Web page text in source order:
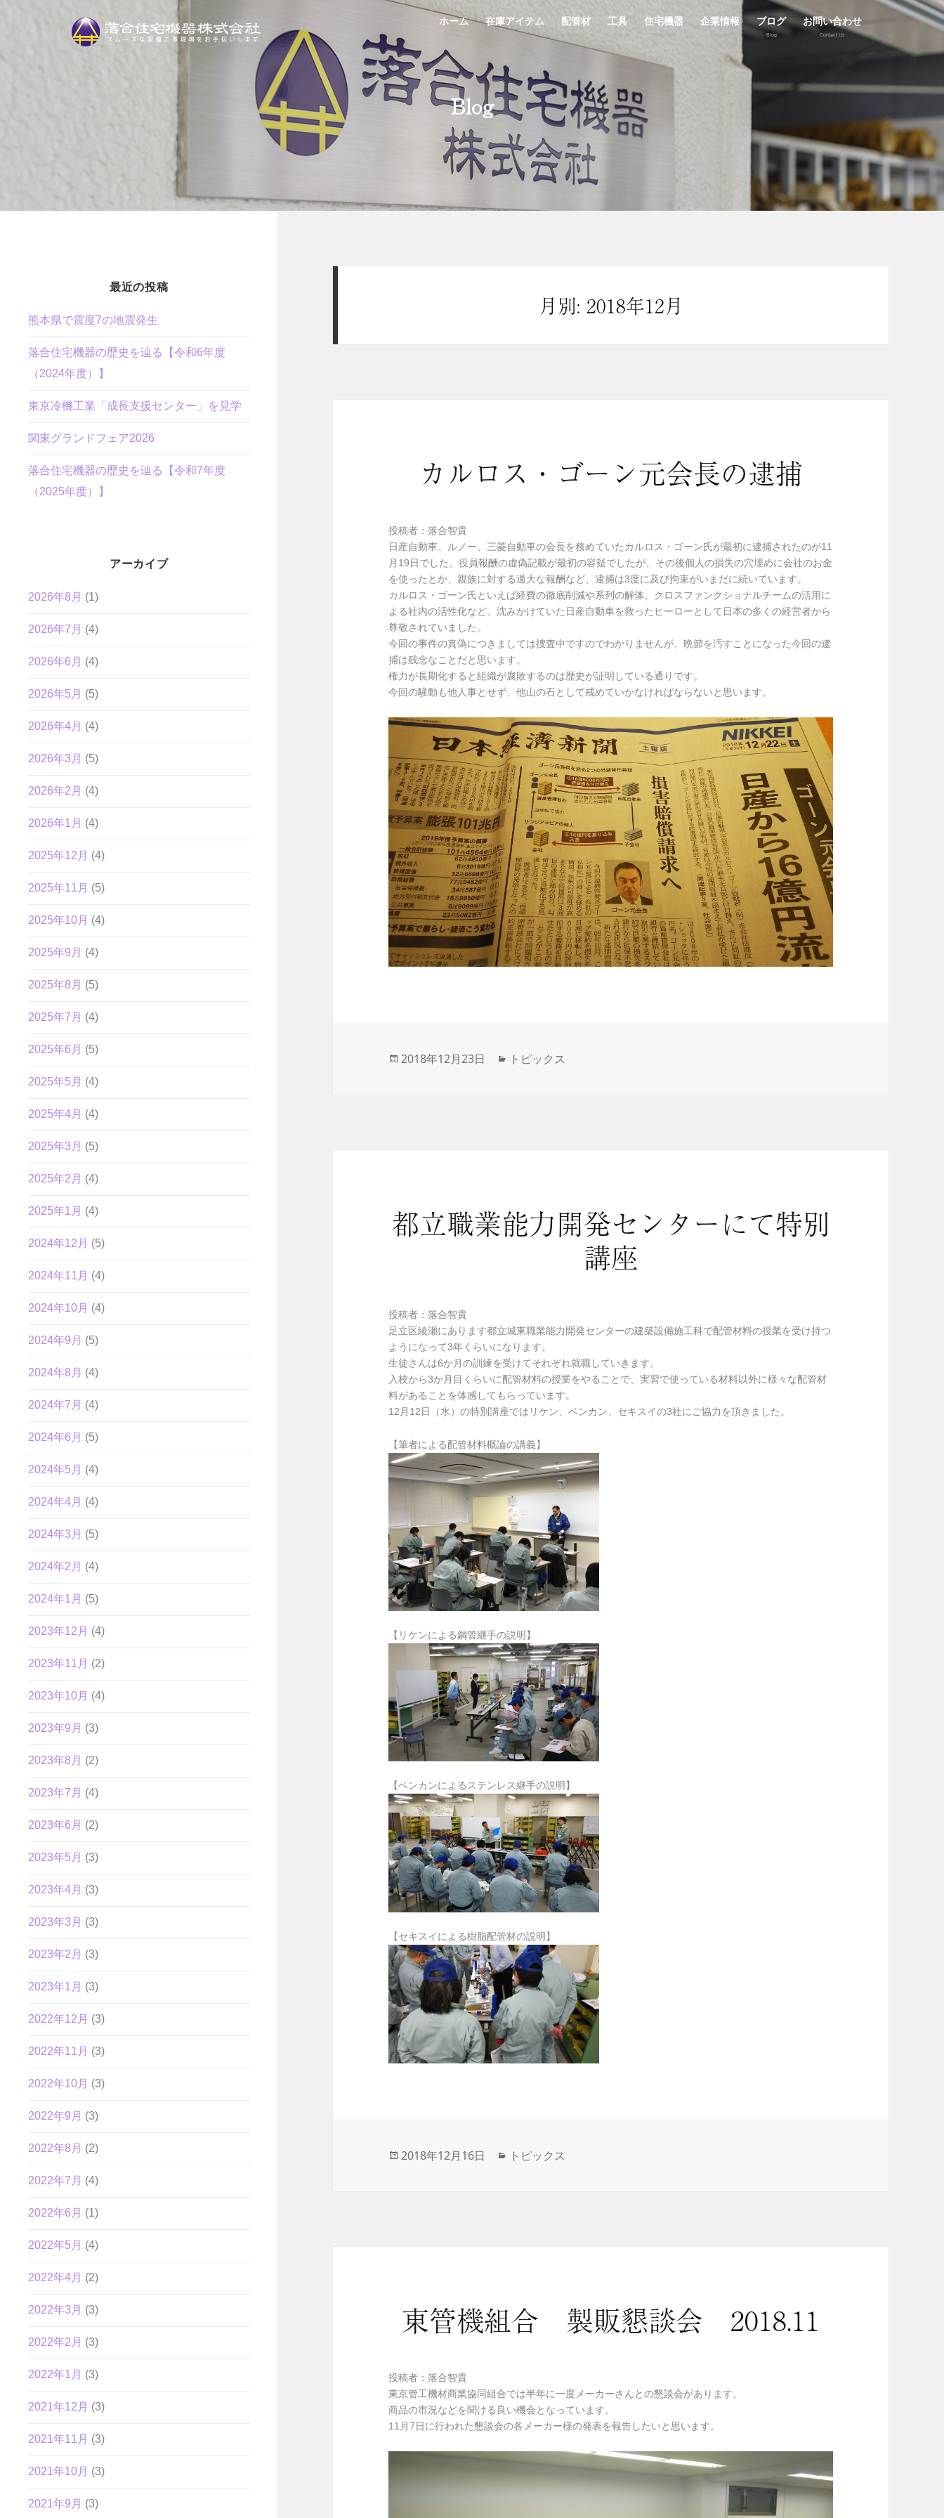
ホーム 在庫アイテム
StockList
配管材 工具 住宅機器 企業情報 ブログ
Blog
お問い合わせ
Contact Us
Blog
最近の投稿
熊本県で震度7の地震発生
落合住宅機器の歴史を辿る【令和6年度
（2024年度）】
東京冷機工業「成長支援センター」を見学
関東グランドフェア2026
落合住宅機器の歴史を辿る【令和7年度
（2025年度）】
アーカイブ
2026年8月 (1)
2026年7月 (4)
2026年6月 (4)
2026年5月 (5)
2026年4月 (4)
2026年3月 (5)
2026年2月 (4)
2026年1月 (4)
2025年12月 (4)
2025年11月 (5)
2025年10月 (4)
2025年9月 (4)
2025年8月 (5)
2025年7月 (4)
2025年6月 (5)
2025年5月 (4)
2025年4月 (4)
2025年3月 (5)
2025年2月 (4)
2025年1月 (4)
2024年12月 (5)
2024年11月 (4)
2024年10月 (4)
2024年9月 (5)
2024年8月 (4)
2024年7月 (4)
2024年6月 (5)
2024年5月 (4)
2024年4月 (4)
2024年3月 (5)
2024年2月 (4)
2024年1月 (5)
2023年12月 (4)
2023年11月 (2)
2023年10月 (4)
2023年9月 (3)
2023年8月 (2)
2023年7月 (4)
2023年6月 (2)
2023年5月 (3)
2023年4月 (3)
2023年3月 (3)
2023年2月 (3)
2023年1月 (3)
2022年12月 (3)
2022年11月 (3)
2022年10月 (3)
2022年9月 (3)
2022年8月 (2)
2022年7月 (4)
2022年6月 (1)
2022年5月 (4)
2022年4月 (2)
2022年3月 (3)
2022年2月 (3)
2022年1月 (3)
2021年12月 (3)
2021年11月 (3)
2021年10月 (3)
2021年9月 (3)
月別: 2018年12月
カルロス・ゴーン元会長の逮捕
投稿者：落合智貴
日産自動車、ルノー、三菱自動車の会長を務めていたカルロス・ゴーン氏が最初に逮捕されたのが11
月19日でした。役員報酬の虚偽記載が最初の容疑でしたが、その後個人の損失の穴埋めに会社のお金
を使ったとか、親族に対する過大な報酬など、逮捕は3度に及び拘束がいまだに続いています。
カルロス・ゴーン氏といえば経費の徹底削減や系列の解体、クロスファンクショナルチームの活用に
よる社内の活性化など、沈みかけていた日産自動車を救ったヒーローとして日本の多くの経営者から
尊敬されていました。
今回の事件の真偽につきましては捜査中ですのでわかりませんが、晩節を汚すことになった今回の逮
捕は残念なことだと思います。
権力が長期化すると組織が腐敗するのは歴史が証明している通りです。
今回の騒動も他人事とせず、他山の石として戒めていかなければならないと思います。
投
2018年12月23日
カ
トピックス
都立職業能力開発センターにて特別
講座
投稿者：落合智貴
足立区綾瀬にあります都立城東職業能力開発センターの建築設備施工科で配管材料の授業を受け持つ
ようになって3年くらいになります。
生徒さんは6か月の訓練を受けてそれぞれ就職していきます。
入校から3か月目くらいに配管材料の授業をやることで、実習で使っている材料以外に様々な配管材
料があることを体感してもらっています。
12月12日（水）の特別講座ではリケン、ベンカン、セキスイの3社にご協力を頂きました。
【筆者による配管材料概論の講義】
【リケンによる鋼管継手の説明】
【ベンカンによるステンレス継手の説明】
【セキスイによる樹脂配管材の説明】
投
2018年12月16日
カ
トピックス
東管機組合 製販懇談会 2018.11
投稿者：落合智貴
東京管工機材商業協同組合では半年に一度メーカーさんとの懇談会があります。
商品の市況などを聞ける良い機会となっています。
11月7日に行われた懇談会の各メーカー様の発表を報告したいと思います。